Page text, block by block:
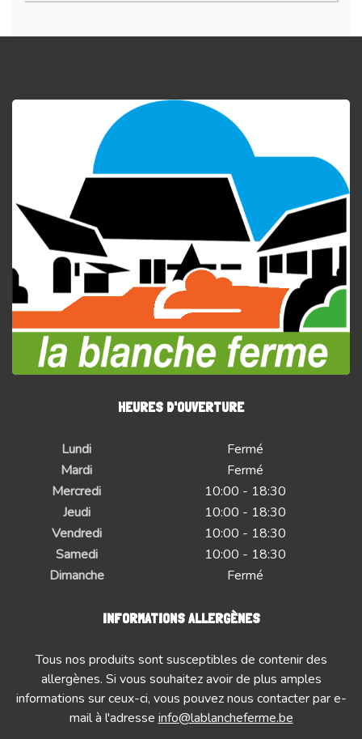
HEURES D'OUVERTURE
Lundi
Fermé
Mardi
Fermé
Mercredi
10:00 - 18:30
Jeudi
10:00 - 18:30
Vendredi
10:00 - 18:30
Samedi
10:00 - 18:30
Dimanche
Fermé
INFORMATIONS ALLERGÈNES
Tous nos produits sont susceptibles de contenir des
allergènes. Si vous souhaitez avoir de plus amples
informations sur ceux-ci, vous pouvez nous contacter par e-
mail à l'adresse info@lablancheferme.be